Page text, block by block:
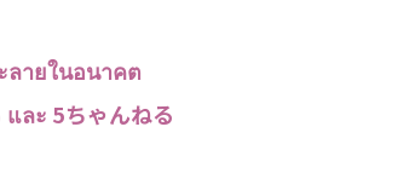
ลายในอนาคต
ละ 5ちゃんねる